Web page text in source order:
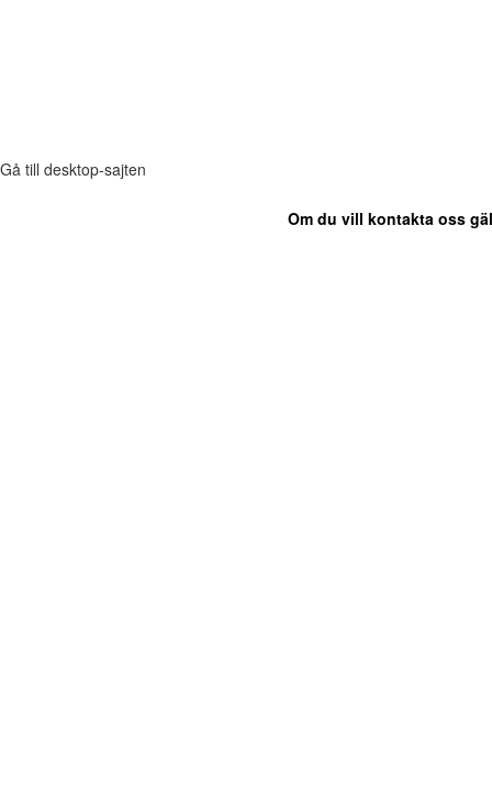
Gå till desktop-sajten
Om du vill kontakta oss